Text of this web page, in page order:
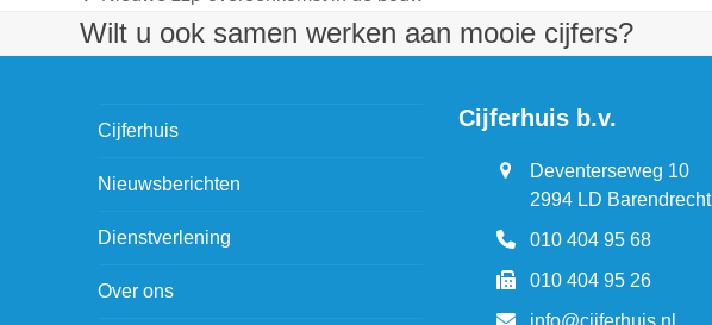
previous
post:
Wilt u ook samen werken aan mooie cijfers?
Cijferhuis
Nieuwsberichten
Dienstverlening
Over ons
Cijferhuis b.v.
Deventerseweg 10
2994 LD Barendrecht
010 404 95 68
010 404 95 26
info@cijferhuis.nl